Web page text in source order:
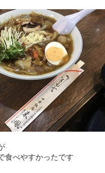
食べやすかったです